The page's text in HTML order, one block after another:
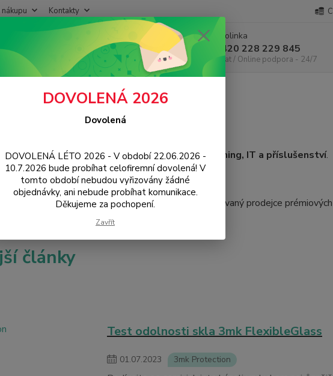
nákupu Kontakty
Hledat
Infolinka
+420 228 229 845
Chat / Online podpora - 24/7
tipy, news
tipy, news
specialisté na mobily, chytrou elektroniku, gaming, IT a příslušenství.
za druhou. Návody a tipy k vašemu zařízení.
a distributor 3mk Protection pro ČR a EU. Autorizovaný prodejce prémiových
články
Test odolnosti skla 3mk FlexibleGlass
01.07.2023 3mk Protection
DOVOLENÁ 2026
Dovolená
DOVOLENÁ LÉTO 2026 - V období 22.06.2026 -
10.7.2026 bude probíhat celofiremní dovolená! V
tomto období nebudou vyřizovány žádné
objednávky, ani nebude probíhat komunikace.
Děkujeme za pochopení.
Zavřít